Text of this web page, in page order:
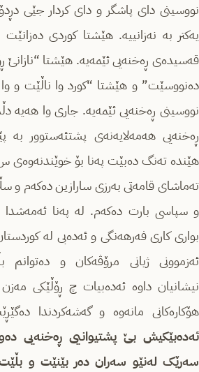
نووسینی دای پاشگر و دای کردار جێی
یەکتر بە نەزانییە. هێشتا کوردی
قەسیدەی ڕەخنەیی ئێمەیە. هێشتا “نازانێ
دەنووسێت” و هێشتا “کورد وا ناڵێت و
نووسینی ڕەخنەیی ئێمەیە. جاری وا هەیە
ڕەخنەیی هەمەلایەنەی پشتئەستوور بە
هێندە تەنگ دەبێت پەنا بۆ خوێندنەوەی
تەماشای قامەتی بەرزی سارازین دەکەم و
و سپاسی بارت دەکەم. لە پەنا ئەمەشدا
بواری کاری فەرهەنگی و ئەدەبی لە
ئەزموونی ژیانی مرۆڤەکان و دەتوانم
نیشانیان داوە ئەدەبیات چ ڕۆڵێکی
هۆکارەکانی مانەوە و گەشەکردندا
ئەدەبێکیش بێ پشتیوانیی ڕەخنەیی
سەرێک لەنێو سەران دەر بێنێت و